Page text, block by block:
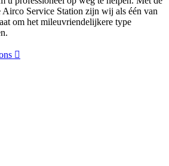
Airco Service Station zijn wij als één van
om het mileuvriendelijkere type